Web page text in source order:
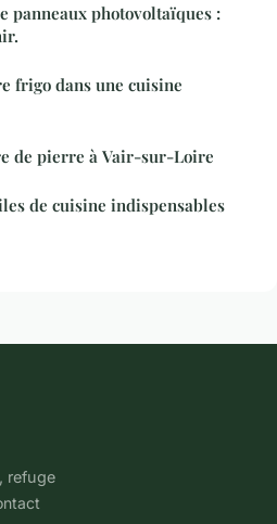
panneaux photovoltaïques :
frigo dans une cuisine
de pierre à Vair-sur-Loire
de cuisine indispensables
refuge